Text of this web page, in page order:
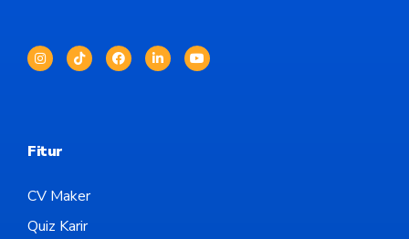
Fitur
CV Maker
Quiz Karir